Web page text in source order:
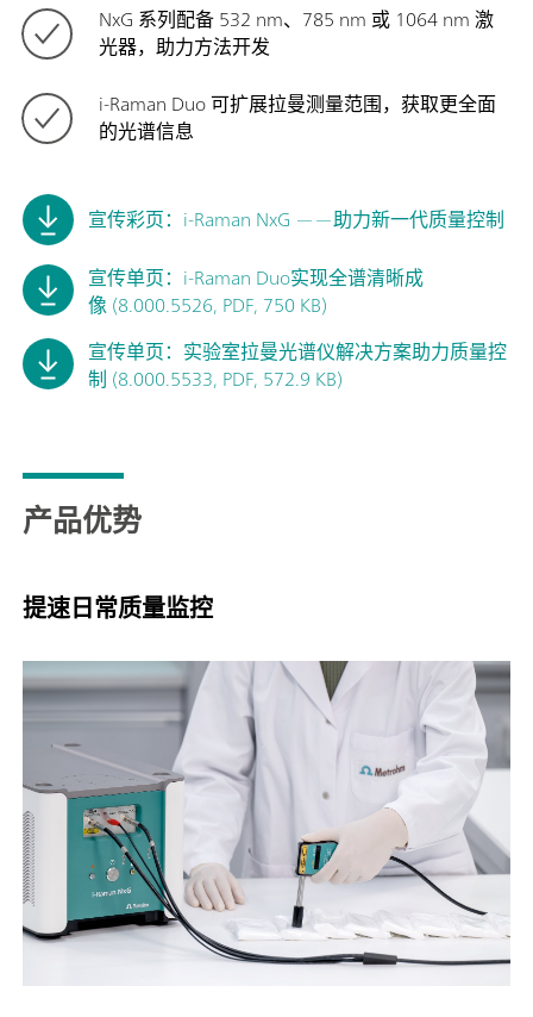
NxG 系列配备 532 nm、785 nm 或 1064 nm 激
光器，助力方法开发
i-Raman Duo 可扩展拉曼测量范围，获取更全面
的光谱信息
宣传彩页：i-Raman NxG ——助力新一代质量控制
宣传单页：i-Raman Duo实现全谱清晰成
像 (8.000.5526, PDF, 750 KB)
宣传单页：实验室拉曼光谱仪解决方案助力质量控
制 (8.000.5533, PDF, 572.9 KB)
产品优势
提速日常质量监控